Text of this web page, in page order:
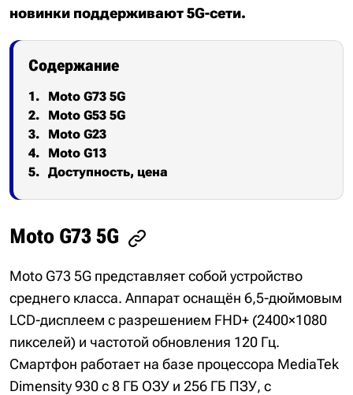
новинки поддерживают 5G-сети.
Содержание
Moto G73 5G
Moto G53 5G
Moto G23
Moto G13
Доступность, цена
Moto G73 5G
Moto G73 5G представляет собой устройство
среднего класса. Аппарат оснащён 6,5-дюймовым
LCD-дисплеем с разрешением FHD+ (2400×1080
пикселей) и частотой обновления 120 Гц.
Смартфон работает на базе процессора MediaTek
Dimensity 930 с 8 ГБ ОЗУ и 256 ГБ ПЗУ, с